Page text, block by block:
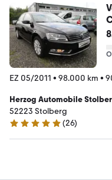
EZ 05/2011 • 98.000 km •
Herzog Automobile
52223 Stolberg
4.9 Sterne
(26)